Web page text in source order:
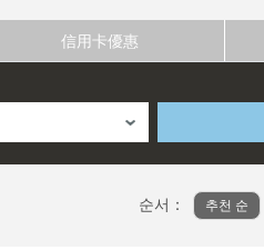
信用卡優惠
순서： 추천 순